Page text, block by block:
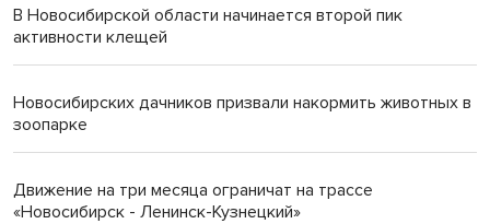
В Новосибирской области начинается второй пик
активности клещей
Новосибирских дачников призвали накормить животных в
зоопарке
Движение на три месяца ограничат на трассе
«Новосибирск - Ленинск-Кузнецкий»